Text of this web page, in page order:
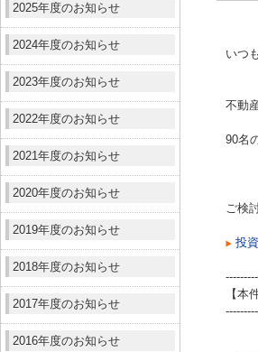
2025年度のお知らせ
2024年度のお知らせ
2023年度のお知らせ
2022年度のお知らせ
2021年度のお知らせ
2020年度のお知らせ
2019年度のお知らせ
2018年度のお知らせ
2017年度のお知らせ
2016年度のお知らせ
いつ
不動
90名
ご検
投
【本